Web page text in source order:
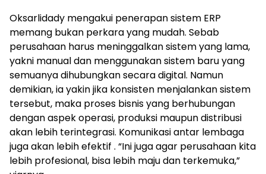
Oksarlidady mengakui penerapan sistem ERP
memang bukan perkara yang mudah. Sebab
perusahaan harus meninggalkan sistem yang lama,
yakni manual dan menggunakan sistem baru yang
semuanya dihubungkan secara digital. Namun
demikian, ia yakin jika konsisten menjalankan sistem
tersebut, maka proses bisnis yang berhubungan
dengan aspek operasi, produksi maupun distribusi
akan lebih terintegrasi. Komunikasi antar lembaga
juga akan lebih efektif . “Ini juga agar perusahaan kita
lebih profesional, bisa lebih maju dan terkemuka,”